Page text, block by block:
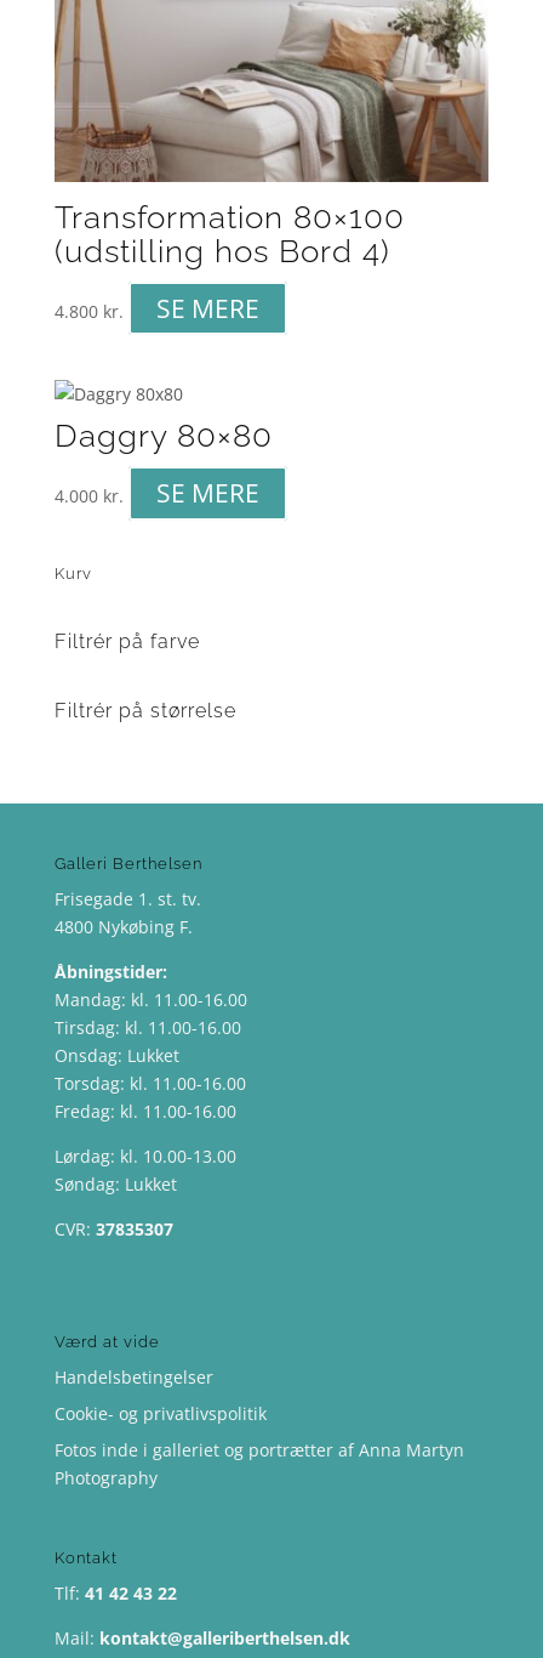
Transformation 80×100
(udstilling hos Bord 4)
4.800 kr. SE MERE
Daggry 80×80
4.000 kr. SE MERE
Kurv
Filtrér på farve
Filtrér på størrelse
Galleri Berthelsen
Frisegade 1. st. tv.
4800 Nykøbing F.
Åbningstider:
Mandag: kl. 11.00-16.00
Tirsdag: kl. 11.00-16.00
Onsdag: Lukket
Torsdag: kl. 11.00-16.00
Fredag: kl. 11.00-16.00
Lørdag: kl. 10.00-13.00
Søndag: Lukket
CVR: 37835307
Værd at vide
Handelsbetingelser
Cookie- og privatlivspolitik
Fotos inde i galleriet og portrætter af Anna Martyn
Photography
Kontakt
Tlf: 41 42 43 22
Mail: kontakt@galleriberthelsen.dk